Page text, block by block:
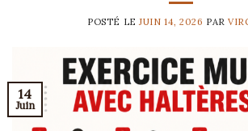
POSTÉ LEJUIN 14, 2026 PAR
14
Juin